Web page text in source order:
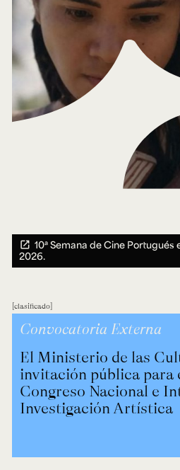
10ª Semana de Cine Portugués
2026.
clasificado
El Ministerio de las
invitación pública para
Congreso Nacional e
Investigación Artística
Convocatoria Externa